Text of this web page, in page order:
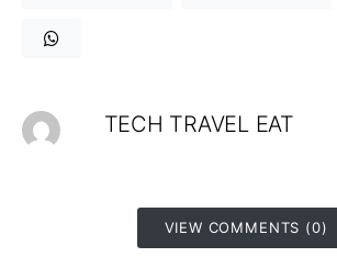
TECH TRAVEL EAT
VIEW COMMENTS (0)